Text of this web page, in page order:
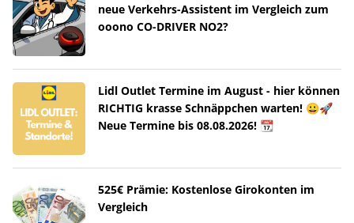
neue Verkehrs-Assistent im Vergleich zum
ooono CO-DRIVER NO2?
Lidl Outlet Termine im August - hier können
RICHTIG krasse Schnäppchen warten! 😀🚀
Neue Termine bis 08.08.2026! 📆
525€ Prämie: Kostenlose Girokonten im
Vergleich